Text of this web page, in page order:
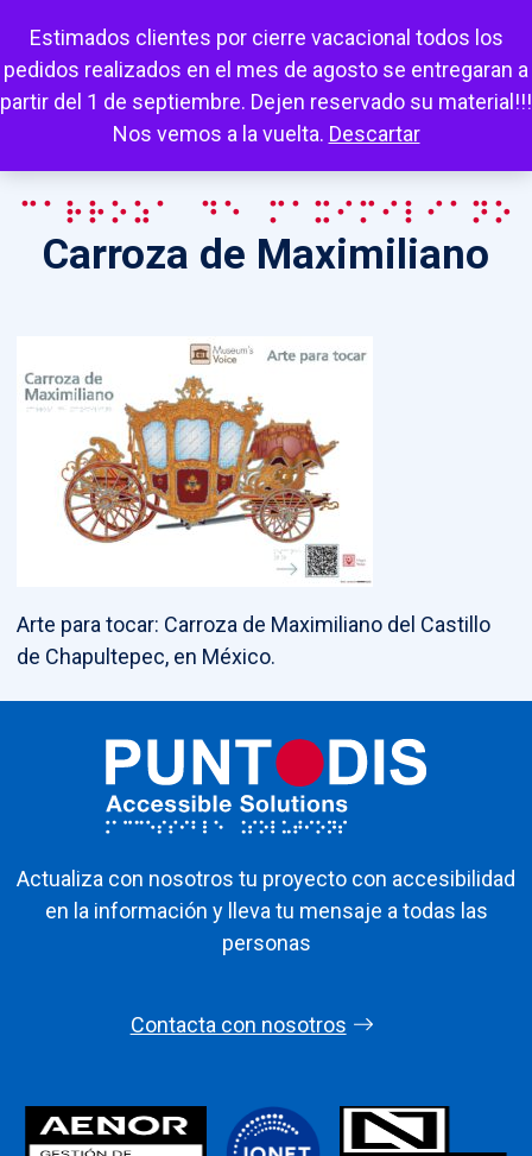
Estimados clientes por cierre vacacional todos los
pedidos realizados en el mes de agosto se entregaran a
partir del 1 de septiembre. Dejen reservado su material!!!
Nos vemos a la vuelta. Descartar
Mi cuenta Carrito Favoritos Escuchar
Carroza de Maximiliano
Carroza de Maximiliano
Arte para tocar: Carroza de Maximiliano del Castillo
de Chapultepec, en México.
Actualiza con nosotros tu proyecto con accesibilidad
en la información y lleva tu mensaje a todas las
personas
Contacta con nosotros